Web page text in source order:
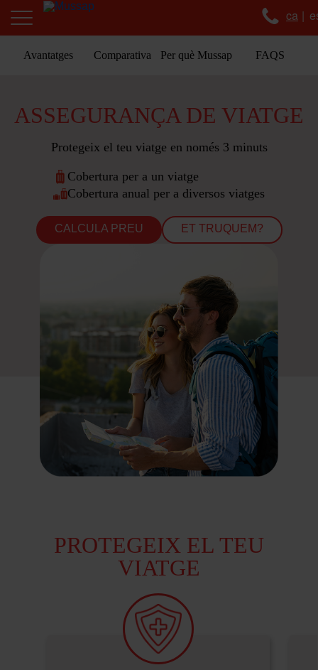
ca
Avantatges Comparativa Per què Mussap FAQS
ASSEGURANÇA DE VIATGE
Protegeix el teu viatge en només 3 minuts
Cobertura per a un viatge
Cobertura anual per a diversos viatges
CALCULA PREU ET TRUQUEM?
PROTEGEIX EL TEU
VIATGE